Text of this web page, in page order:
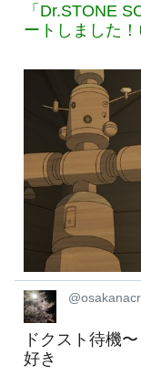
「Dr.STONE
ートしました
ドクスト待機
好き